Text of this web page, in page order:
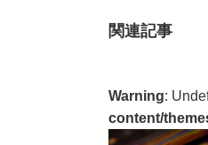
関連記事
Warning:
content/